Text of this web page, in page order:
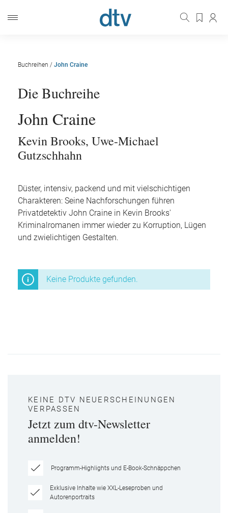
Buchreihen / John Craine
Die Buchreihe
John Craine
Kevin Brooks, Uwe-Michael
Gutzschhahn
Düster, intensiv, packend und mit vielschichtigen
Charakteren: Seine Nachforschungen führen
Privatdetektiv John Craine in Kevin Brooks'
Kriminalromanen immer wieder zu Korruption, Lügen
und zwielichtigen Gestalten.
Keine Produkte gefunden.
KEINE DTV NEUERSCHEINUNGEN
VERPASSEN
Jetzt zum dtv-Newsletter
anmelden!
Programm-Highlights und E-Book-Schnäppchen
Exklusive Inhalte wie XXL-Leseproben und
Autorenportraits